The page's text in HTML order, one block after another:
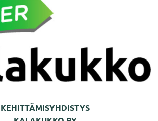
KEHITTÄMISYHDISTYS